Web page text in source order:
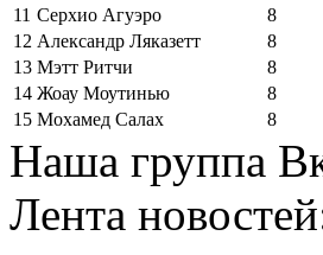
11 Серхио Агуэро
8
12 Александр Ляказетт
8
13 Мэтт Ритчи
8
14 Жоау Моутинью
8
15 Мохамед Салах 8
Наша группа
Лента